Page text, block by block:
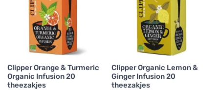
Clipper Orange & Turmeric
Organic Infusion 20
theezakjes
Clipper Organic Lemon &
Ginger Infusion 20
theezakjes